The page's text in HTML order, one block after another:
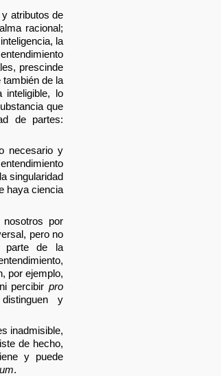
atributos de
racional;
la
prescinde
de la
inteligible, lo
que
de partes:
necesario y
singularidad
haya ciencia
por
pero no
parte de la
por ejemplo,
percibirpro
y
inadmisible,
de hecho,
y puede
.